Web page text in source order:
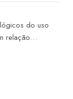
do uso
relação…